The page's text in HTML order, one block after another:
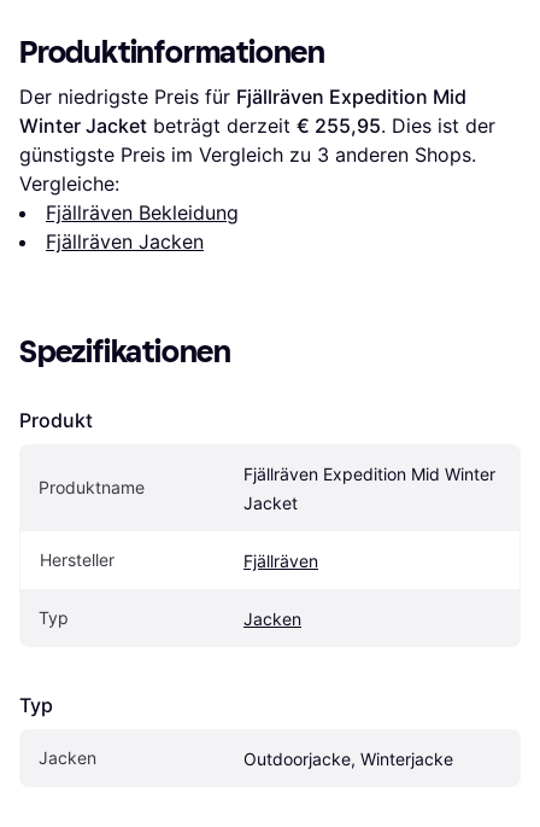
Produktinformationen
Der niedrigste Preis für Fjällräven Expedition Mid
Winter Jacket beträgt derzeit € 255,95. Dies ist der
günstigste Preis im Vergleich zu 3 anderen Shops.
Vergleiche:
Fjällräven Bekleidung
Fjällräven Jacken
Spezifikationen
Produkt
Produktname
Fjällräven Expedition Mid Winter
Jacket
Hersteller Fjällräven
Typ Jacken
Typ
Jacken Outdoorjacke, Winterjacke